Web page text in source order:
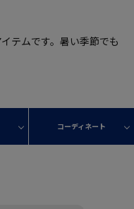
テムです。暑い季節でも
コーディネート